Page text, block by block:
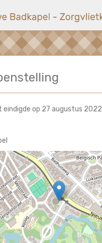
eindigde op 27 augustus 2022